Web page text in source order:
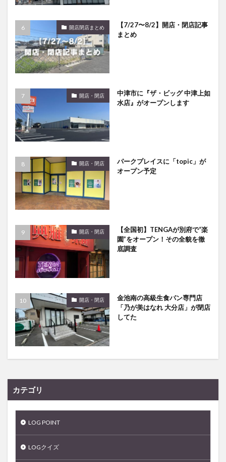
開店閉店まとめ
【7/27〜8/2】開店・閉店記事
まとめ
開店・閉店
中津市に『ザ・ビッグ 中津上如
水店』がオープンします
開店・閉店
パークプレイスに「topic」が
オープン予定
開店・閉店
【全国初】TENGAが別府で“楽
園”をオープン！その全貌を徹
底調査
開店・閉店
金池南の高級生食パン専門店
「乃が美はなれ 大分店」が閉店
してた
カテゴリ
LOG POINT
LOGクイズ